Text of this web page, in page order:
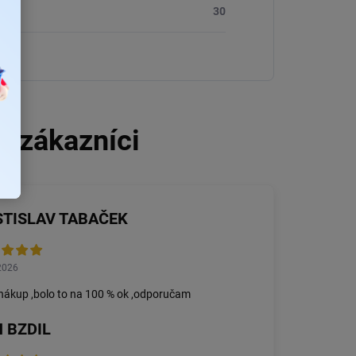
30
TABAČEK
,bolo to na 100 % ok ,odporučam
BZDIL